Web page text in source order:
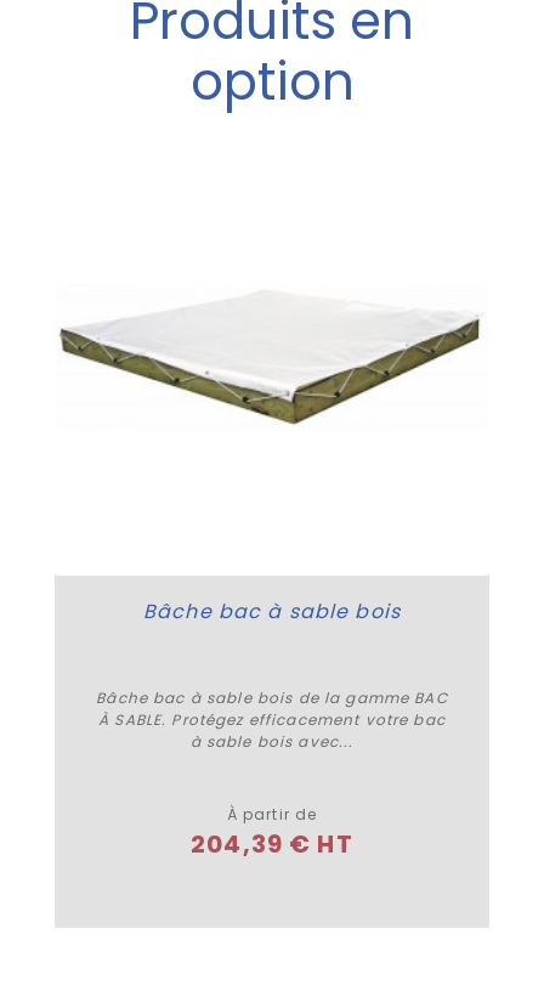
Produits en
option
Bâche bac à sable bois
Bâche bac à sable bois de la gamme BAC
À SABLE. Protégez efficacement votre bac
à sable bois avec...
À partir de
204,39 € HT